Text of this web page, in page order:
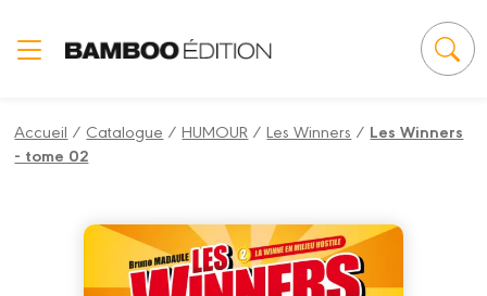
Accueil / Catalogue /HUMOUR /Les Winners / Les Winners
- tome 02